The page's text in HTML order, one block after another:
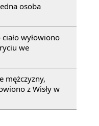
osoba
wyłowiono
we
mężczyzny,
z Wisły w